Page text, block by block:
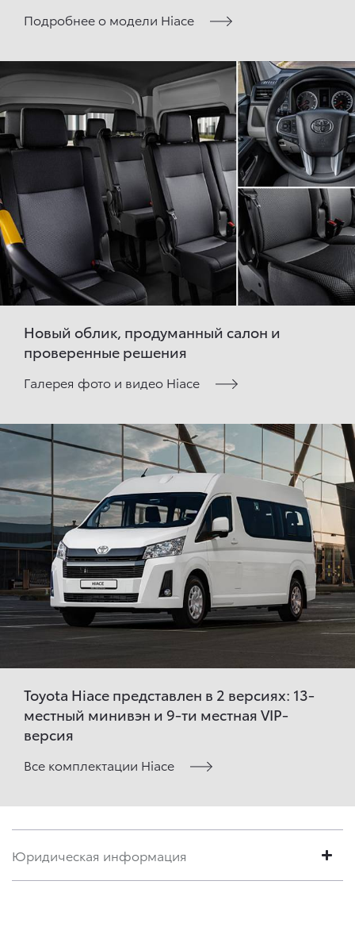
Подробнее о модели Hiace
Новый облик, продуманный салон и
проверенные решения
Галерея фото и видео Hiace
Toyota Hiace представлен в 2 версиях: 13-
местный минивэн и 9-ти местная VIP-
версия
Все комплектации Hiace
Юридическая информация